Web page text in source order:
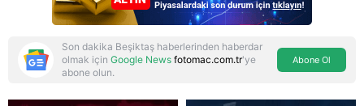
Son dakika Beşiktaş haberlerinden haberdar
olmak için Google News fotomac.com.tr'ye
abone olun.
Abone Ol